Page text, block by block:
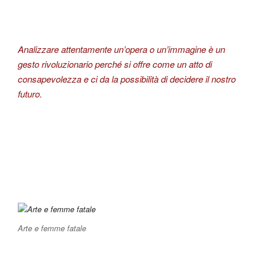
Analizzare attentamente un’opera o un’immagine è un
gesto rivoluzionario perché si offre come un atto di
consapevolezza e ci da la possibilità di decidere il nostro
futuro.
Arte e femme fatale